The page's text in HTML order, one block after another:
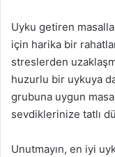
Uyku getiren
için harika bir
streslerden
huzurlu bir uykuya
grubuna uygun
sevdiklerinize tatlı
Unutmayın, en iyi